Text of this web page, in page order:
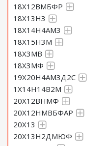
18Х12ВМБФР
18Х13Н3
18Х14Н4АМ3
18Х15Н3М
18Х3МВ
18Х3МФ
19Х20Н4АМ3Д2С
1Х14Н14В2М
20Х12ВНМФ
20Х12НМВБФАР
20Х13
20Х13Н2ДМЮФ